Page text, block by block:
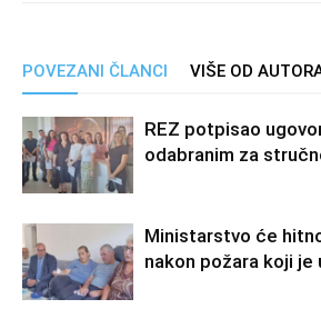
POVEZANI ČLANCI VIŠE OD
REZ potpisao
odabranim za
Ministarstvo će
nakon požara koji je